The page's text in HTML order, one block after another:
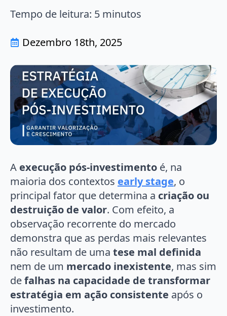
Tempo de leitura: 5 minutos
Dezembro 18th, 2025
A execução pós-investimento é, na
maioria dos contextos early stage, o
principal fator que determina a criação ou
destruição de valor. Com efeito, a
observação recorrente do mercado
demonstra que as perdas mais relevantes
não resultam de uma tese mal definida
nem de um mercado inexistente, mas sim
defalhas na capacidade de transformar
estratégia em ação consistente após o
investimento.